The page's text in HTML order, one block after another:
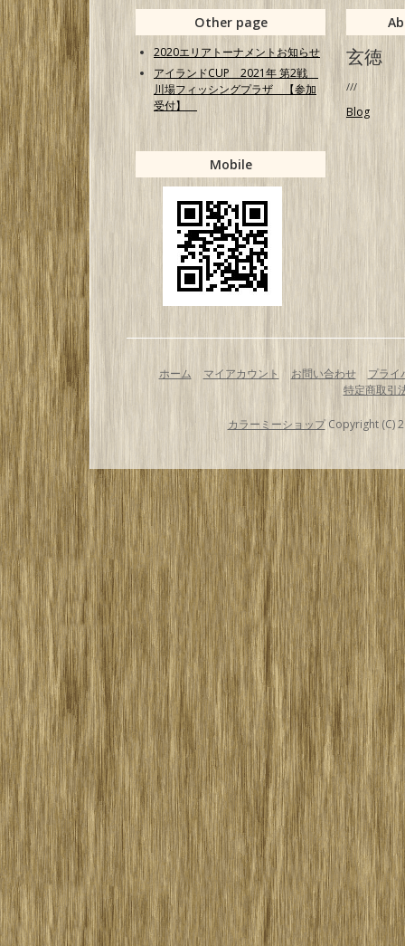
Other page
2020エリアトーナメントお知らせ
アイランドCUP 2021年 第2戦
川場フィッシングプラザ 【参加
受付】
玄徳
///
Blog
Mobile
ホーム マイアカウント お問い合わせ
プライ
特定商取引
カラーミーショップCopyright (C)